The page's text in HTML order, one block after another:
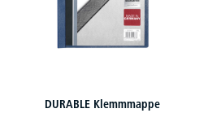
DURABLE Klemmmappe